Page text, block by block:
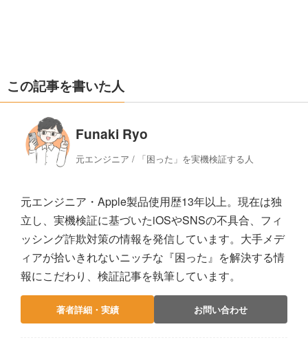
この記事を書いた人
Funaki Ryo
元エンジニア / 「困った」を実機検証する人
元エンジニア・Apple製品使用歴13年以上。現在は独
立し、実機検証に基づいたiOSやSNSの不具合、フィ
ッシング詐欺対策の情報を発信しています。大手メデ
ィアが拾いきれないニッチな『困った』を解決する情
報にこだわり、検証記事を執筆しています。
著者詳細・実績 お問い合わせ